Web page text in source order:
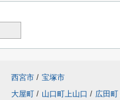
西宮市 / 宝塚市
大屋町 / 山口町上山口 / 広田町